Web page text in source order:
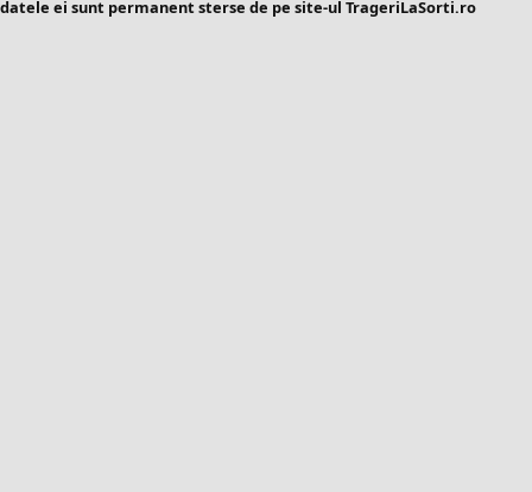
datele ei sunt permanent sterse de pe site-ul TrageriLaSorti.ro